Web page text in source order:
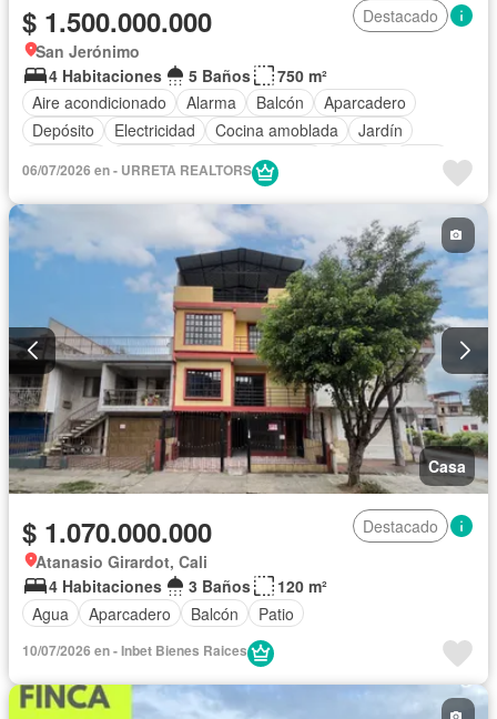
$ 1.500.000.000
Destacado
San Jerónimo
4 Habitaciones
5 Baños
750 m²
Aire acondicionado
Alarma Balcón
Aparcadero
Depósito
Electricidad Cocina amoblada
Jardín
Vista panorámica
06/07/2026 en - URRETA REALTORS
Casa
$ 1.070.000.000
Destacado
Atanasio Girardot, Cali
4 Habitaciones
3 Baños
120 m²
Agua
Aparcadero Balcón Patio
10/07/2026 en - Inbet Bienes Raices